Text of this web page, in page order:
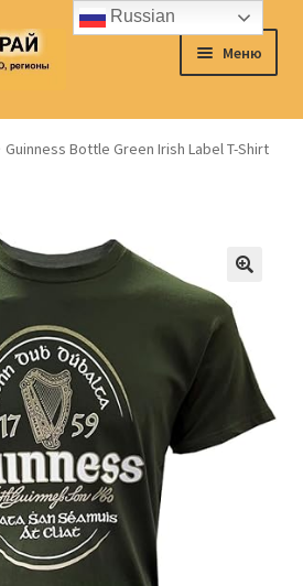
Меню
Guinness Bottle Green Irish Label T-Shirt
Russian